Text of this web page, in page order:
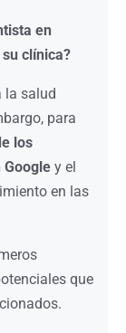
en
clínica?
la salud
para
los
Google y el
en las
que